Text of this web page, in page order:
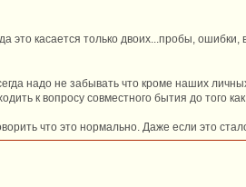
это касается только двоих...пробы,
надо не забывать что кроме наших
к вопросу совместного бытия до того
что это нормально. Даже если это